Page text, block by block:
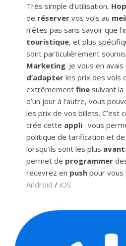
Très simple d’utilisation,
de réserver vos vols au
n’êtes pas sans savoir que
touristique, et plus
sont particulièrement
Marketing. Je vous en
d’adapter les prix des vols
extrêmement fine suivant la
d’un jour à l’autre, vous
les prix de vos billets. C’est
crée cette appli : vous
politique de tarification et
lorsqu’ils sont les plus
permet de programmer
recevrez en push pour vous
Android / iOS